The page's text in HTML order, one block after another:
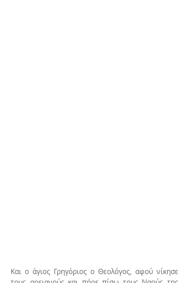
Και ο άγιος Γρηγόριος ο Θεολόγος, αφού νίκησε